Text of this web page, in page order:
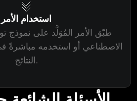
استخدام الأمر
طبّق الأمر المُوَلَّد على نموذج
الاصطناعي أو استخدمه مباشرةً
النتائج.